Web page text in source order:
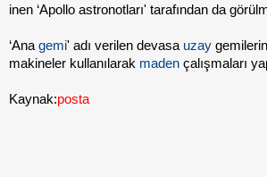
inen ‘Apollo astronotları' tarafından da
‘Ana gemi' adı verilen devasa uzay
makineler kullanılarak maden çalışmaları
Kaynak:posta